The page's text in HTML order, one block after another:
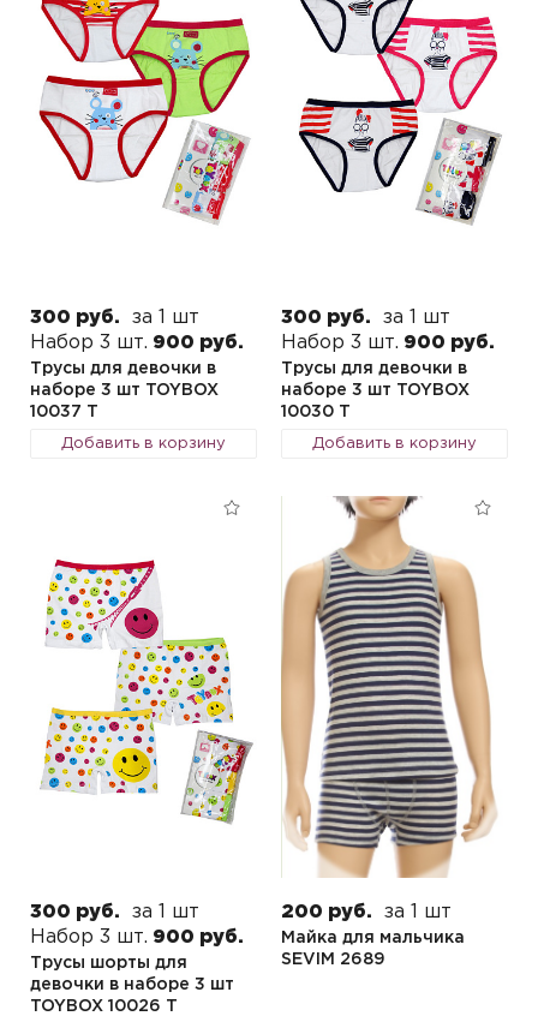
300 руб.
за 1 шт
Набор 3 шт. 900 руб.
Трусы для девочки в
наборе 3 шт TOYBOX
10037 T
Добавить в корзину
300 руб.
за 1 шт
Набор 3 шт. 900 руб.
Трусы для девочки в
наборе 3 шт TOYBOX
10030 T
Добавить в корзину
300 руб.
за 1 шт
Набор 3 шт. 900 руб.
Трусы шорты для
девочки в наборе 3 шт
TOYBOX 10026 T
200 руб. за 1 шт
Майка для мальчика
SEVIM 2689